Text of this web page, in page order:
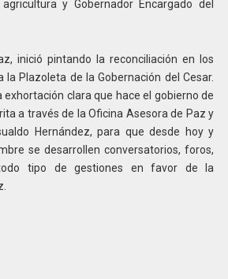
y Gobernador Encargado del
inició pintando la reconciliación en los
Plazoleta de la Gobernación del Cesar.
exhortación clara que hace el gobierno de
a través de la Oficina Asesora de Paz y
Hernández, para que desde hoy y
se desarrollen conversatorios, foros,
tipo de gestiones en favor de la